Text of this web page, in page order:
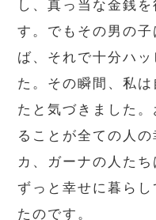
し、真っ当な金銭
す。でもその男の
ば、それで十分ハ
た。その瞬間、私
たと気づきました
ることが全ての人
カ、ガーナの人た
ずっと幸せに暮ら
たのです。